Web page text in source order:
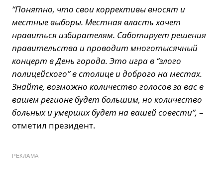
“Понятно, что свои коррективы вносят и
местные выборы. Местная власть хочет
нравиться избирателям. Саботирует решения
правительства и проводит многотысячный
концерт в День города. Это игра в “злого
полицейского” в столице и доброго на местах.
Знайте, возможно количество голосов за вас в
вашем регионе будет большим, но количество
больных и умерших будет на вашей совести”, –
отметил президент.
РЕКЛАМА